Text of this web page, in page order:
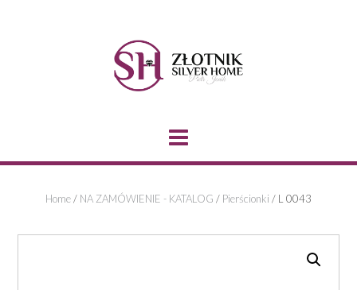
Home/ NA ZAMÓWIENIE - KATALOG / Pierścionki / L 0043